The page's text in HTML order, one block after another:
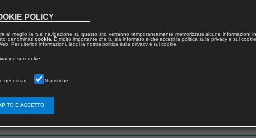
con noi
POLICY
al meglio la tua navigazione su questo sito verranno temporaneamente memorizzate alcune informazioni in
denominati cookie. È molto importante che tu sia informato e che accetti la politica sulla privacy e sui cookie
Per ulteriori informazioni, leggi la nostra politica sulla privacy e sui cookie.
e sui cookie
necessari Statistiche
E ACCETTO